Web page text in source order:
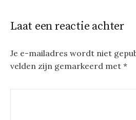
Laat een reactie achter
Je e-mailadres wordt niet
velden zijn gemarkeerd met *